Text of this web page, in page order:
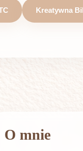
Kreatywna
O mnie